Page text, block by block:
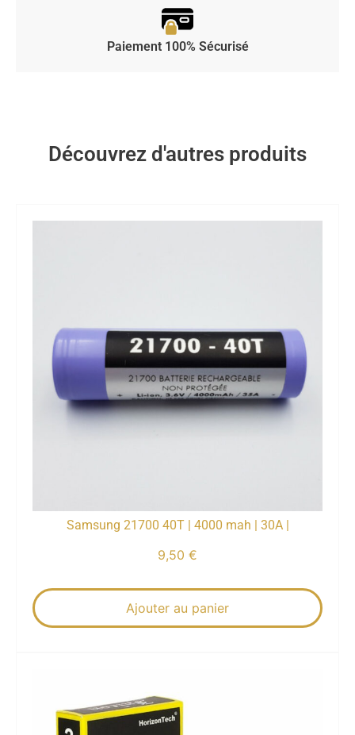
Paiement 100% Sécurisé
Découvrez d'autres produits
Samsung 21700 40T | 4000 mah | 30A |
9,50 €
Ajouter au panier